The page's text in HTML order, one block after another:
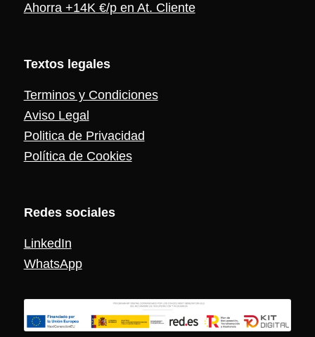
Ahorra +14K €/p en At. Cliente
Textos legales
Terminos y Condiciones
Aviso Legal
Politica de Privacidad
Política de Cookies
Redes sociales
LinkedIn
WhatsApp